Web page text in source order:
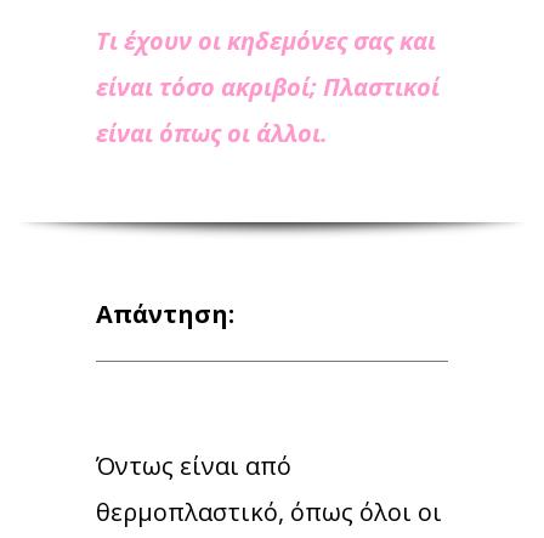
Τι έχουν οι κηδεμόνες σας και
είναι τόσο ακριβοί; Πλαστικοί
είναι όπως οι άλλοι.
Απάντηση:
Όντως είναι από
θερμοπλαστικό, όπως όλοι οι